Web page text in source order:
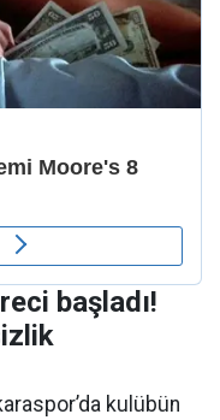
başladı!
kulübün